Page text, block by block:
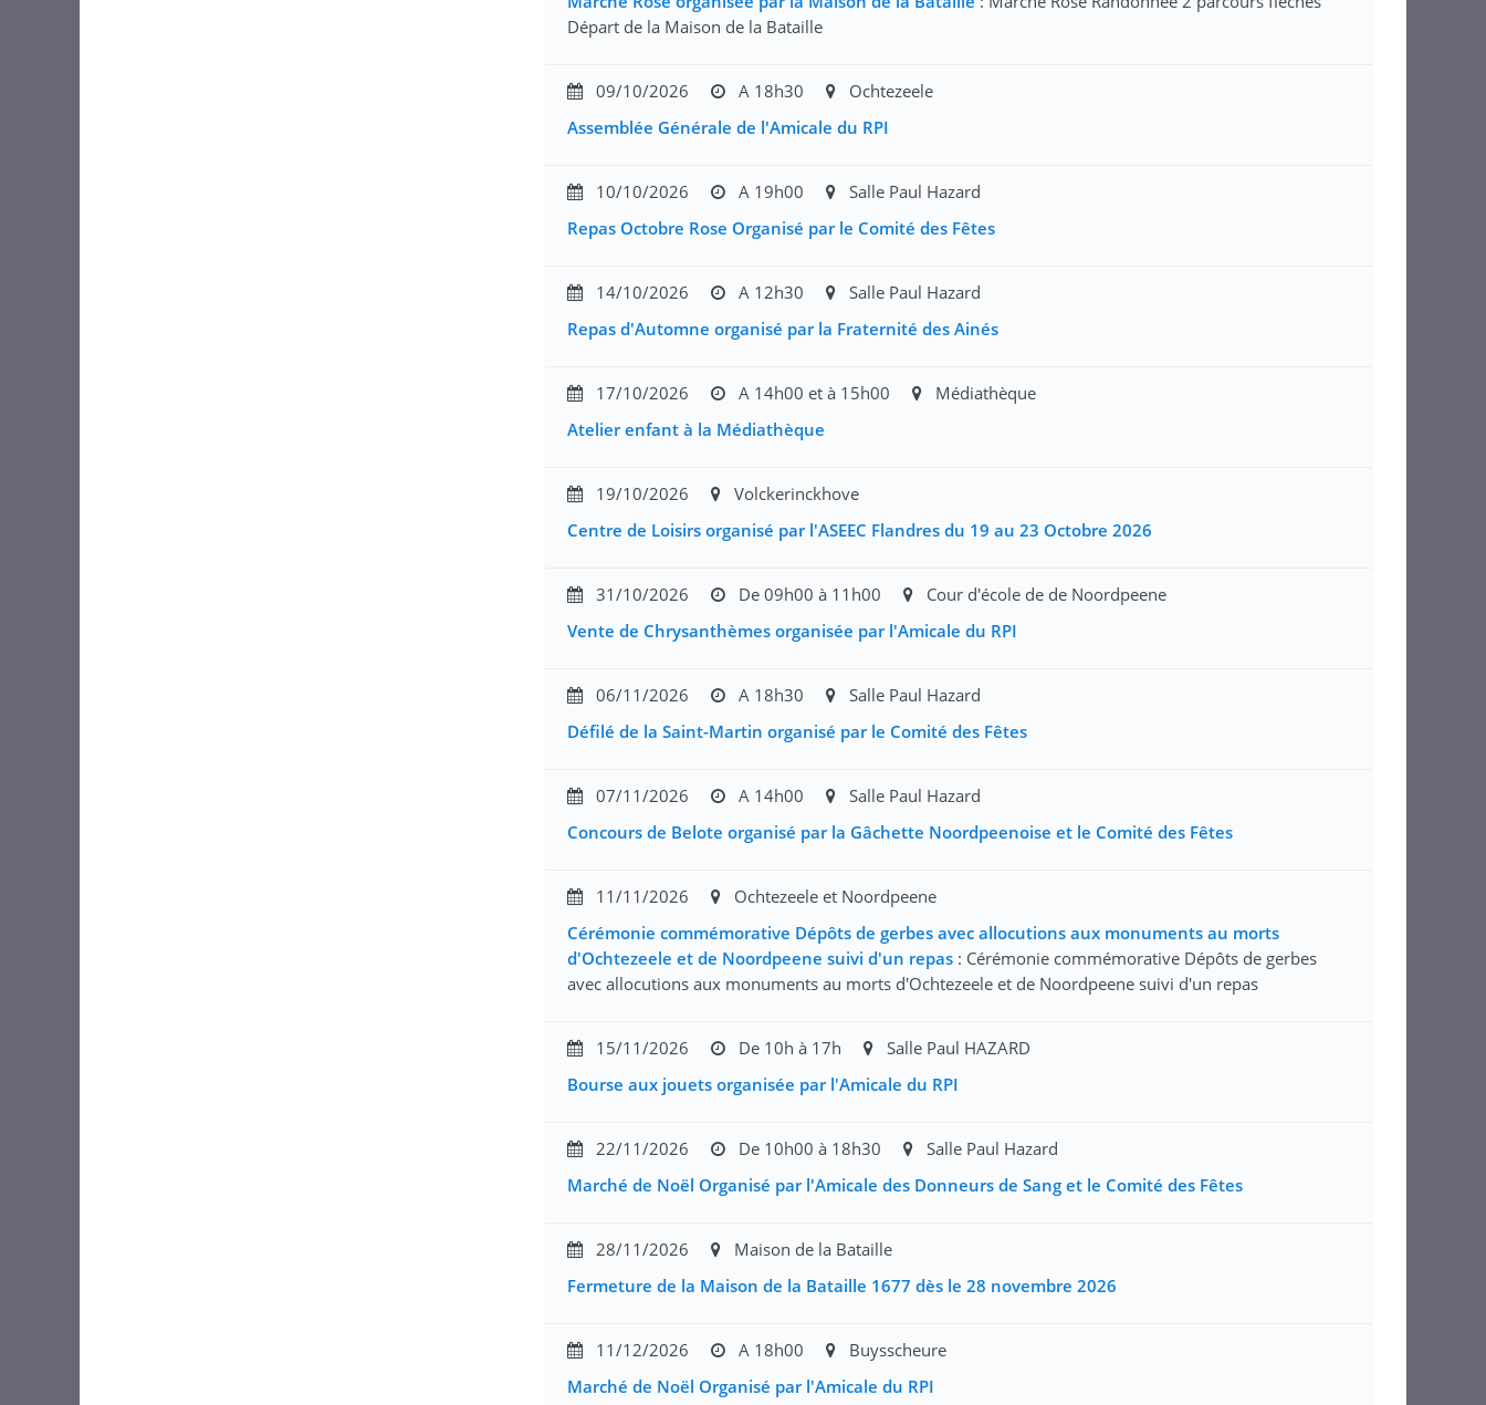
Départ de la Maison de la Bataille
09/10/2026 A 18h30
Ochtezeele
Assemblée Générale de l'Amicale du RPI
10/10/2026 A 19h00
Salle Paul Hazard
Repas Octobre Rose Organisé par le Comité des Fêtes
14/10/2026 A 12h30
Salle Paul Hazard
Repas d'Automne organisé par la Fraternité des Ainés
17/10/2026 A 14h00 et à 15h00
Médiathèque
Atelier enfant à la Médiathèque
19/10/2026
Volckerinckhove
Centre de Loisirs organisé par l'ASEEC Flandres du 19 au 23 Octobre 2026
31/10/2026 De 09h00 à 11h00
Cour d'école de de Noordpeene
Vente de Chrysanthèmes organisée par l'Amicale du RPI
06/11/2026 A 18h30
Salle Paul Hazard
Défilé de la Saint-Martin organisé par le Comité des Fêtes
07/11/2026 A 14h00
Salle Paul Hazard
Concours de Belote organisé par la Gâchette Noordpeenoise et le Comité des Fêtes
11/11/2026
Ochtezeele et Noordpeene
Cérémonie commémorative Dépôts de gerbes avec allocutions aux monuments au morts
d'Ochtezeele et de Noordpeene suivi d'un repas : Cérémonie commémorative Dépôts de gerbes
avec allocutions aux monuments au morts d'Ochtezeele et de Noordpeene suivi d'un repas
15/11/2026 De 10h à 17h
Salle Paul HAZARD
Bourse aux jouets organisée par l'Amicale du RPI
22/11/2026 De 10h00 à 18h30
Salle Paul Hazard
Marché de Noël Organisé par l'Amicale des Donneurs de Sang et le Comité des Fêtes
28/11/2026
Maison de la Bataille
Fermeture de la Maison de la Bataille 1677 dès le 28 novembre 2026
11/12/2026 A 18h00
Buysscheure
Marché de Noël Organisé par l'Amicale du RPI